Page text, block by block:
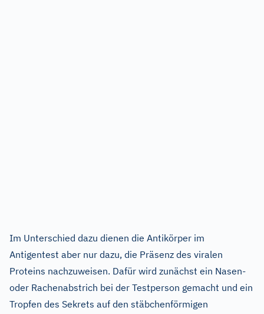
Im Unterschied dazu dienen die Antikörper im
Antigentest aber nur dazu, die Präsenz des viralen
Proteins nachzuweisen. Dafür wird zunächst ein Nasen-
oder Rachenabstrich bei der Testperson gemacht und ein
Tropfen des Sekrets auf den stäbchenförmigen